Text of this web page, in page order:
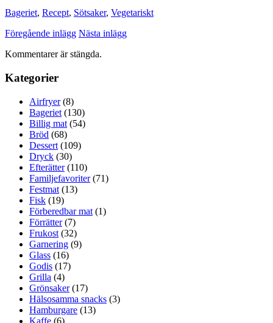
Bageriet, Recept, Sötsaker, Vegetariskt
Föregående inlägg Nästa inlägg
Kommentarer är stängda.
Kategorier
Airfryer(8)
Bageriet (130)
Billig mat (54)
Bröd (68)
Dessert (109)
Dryck (30)
Efterätter(110)
Familjefavoriter(71)
Festmat (13)
Fisk (19)
Förberedbar mat (1)
Förrätter(7)
Frukost (32)
Garnering (9)
Glass (16)
Godis (17)
Grilla (4)
Grönsaker(17)
Hälsosamma snacks (3)
Hamburgare (13)
Kaffe (6)